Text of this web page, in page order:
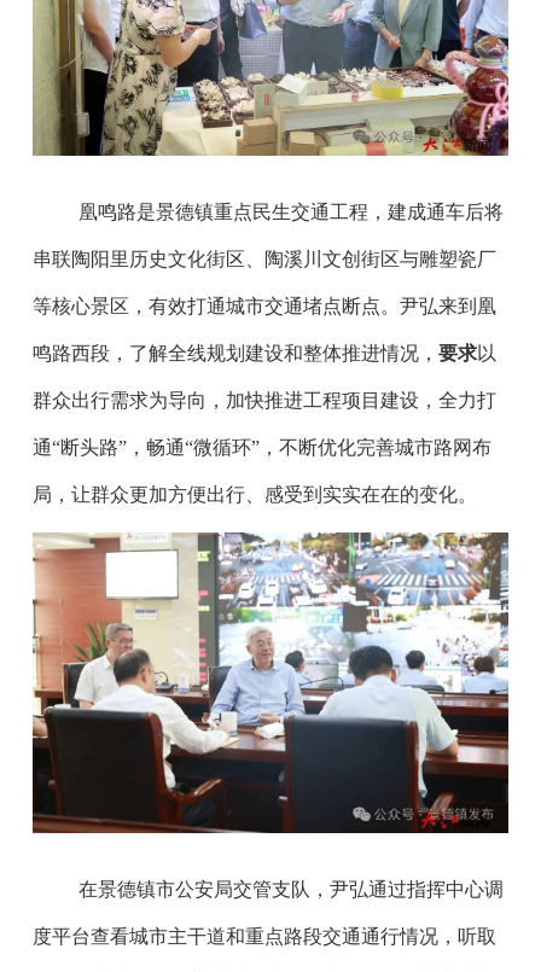
凰鸣路是景德镇重点民生交通工程，建成通车后将
串联陶阳里历史文化街区、陶溪川文创街区与雕塑瓷厂
等核心景区，有效打通城市交通堵点断点。尹弘来到凰
鸣路西段，了解全线规划建设和整体推进情况， 要求以
群众出行需求为导向，加快推进工程项目建设，全力打
通“断头路”，畅通“微循环”，不断优化完善城市路网布
局，让群众更加方便出行、感受到实实在在的变化。
在景德镇市公安局交管支队，尹弘通过指挥中心调
度平台查看城市主干道和重点路段交通通行情况，听取